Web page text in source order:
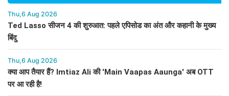
Thu,6 Aug 2026
Ted Lasso सीजन 4 की शुरुआत: पहले एपिसोड का अंत और कहानी के मुख्य
बिंदु
Thu,6 Aug 2026
क्या आप तैयार हैं? Imtiaz Ali की 'Main Vaapas Aaunga' अब OTT
पर आ रही है!